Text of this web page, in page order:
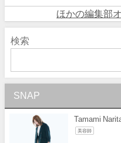
ほかの編集部
検索
SNAP
Tamami
美容師